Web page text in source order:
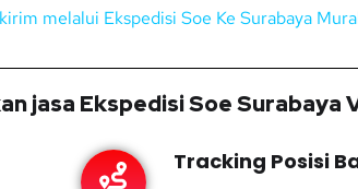
melalui Ekspedisi Soe Ke Surabaya
jasa Ekspedisi Soe Surabaya
Tracking Posisi